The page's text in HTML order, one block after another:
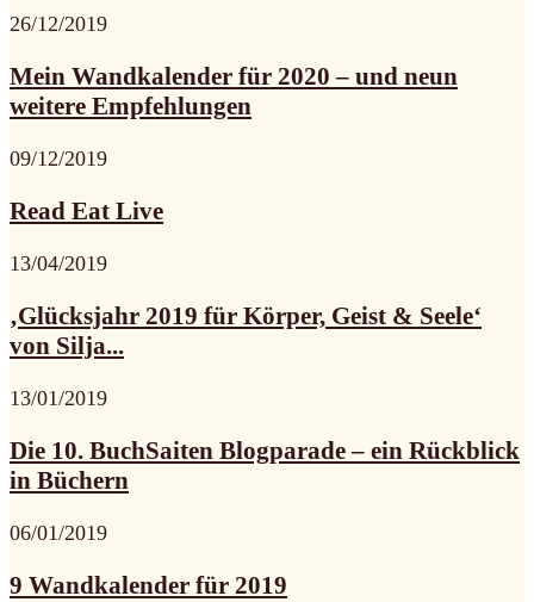
26/12/2019
Mein Wandkalender für 2020 – und neun
weitere Empfehlungen
09/12/2019
Read Eat Live
13/04/2019
‚Glücksjahr 2019 für Körper, Geist & Seele‘
von Silja...
13/01/2019
Die 10. BuchSaiten Blogparade – ein Rückblick
in Büchern
06/01/2019
9 Wandkalender für 2019